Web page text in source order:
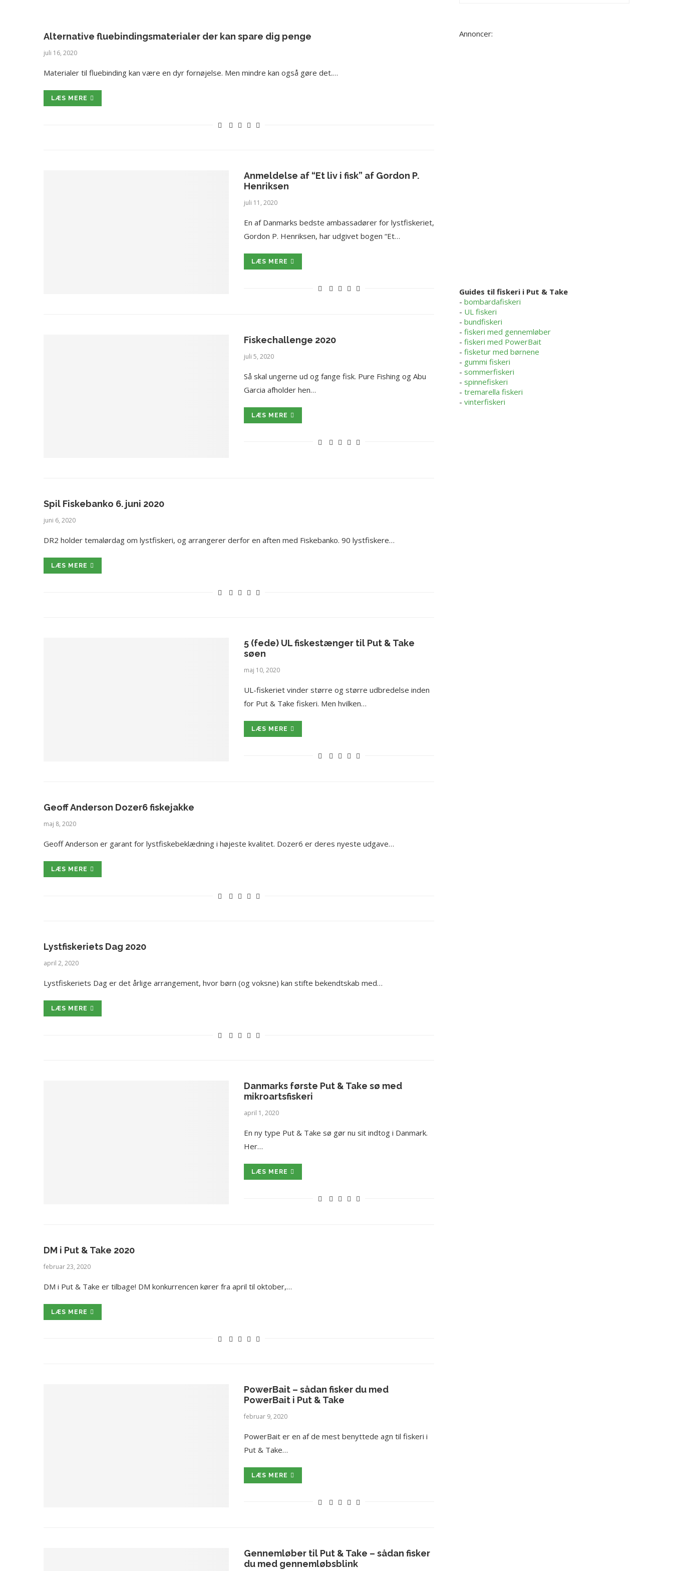
Alternative fluebindingsmaterialer der kan spare dig penge
juli 16, 2020
Materialer til fluebinding kan være en dyr fornøjelse. Men mindre kan også gøre det.…
LÆS MERE
Anmeldelse af “Et liv i fisk” af Gordon P.
Henriksen
juli 11, 2020
En af Danmarks bedste ambassadører for lystfiskeriet,
Gordon P. Henriksen, har udgivet bogen “Et…
LÆS MERE
Fiskechallenge 2020
juli 5, 2020
Så skal ungerne ud og fange fisk. Pure Fishing og Abu
Garcia afholder hen…
LÆS MERE
Spil Fiskebanko 6. juni 2020
juni 6, 2020
DR2 holder temalørdag om lystfiskeri, og arrangerer derfor en aften med Fiskebanko. 90 lystfiskere…
LÆS MERE
5 (fede) UL fiskestænger til Put & Take
søen
maj 10, 2020
UL-fiskeriet vinder større og større udbredelse inden
for Put & Take fiskeri. Men hvilken…
LÆS MERE
Geoff Anderson Dozer6 fiskejakke
maj 8, 2020
Geoff Anderson er garant for lystfiskebeklædning i højeste kvalitet. Dozer6 er deres nyeste udgave…
LÆS MERE
Lystfiskeriets Dag 2020
april 2, 2020
Lystfiskeriets Dag er det årlige arrangement, hvor børn (og voksne) kan stifte bekendtskab med…
LÆS MERE
Danmarks første Put & Take sø med
mikroartsfiskeri
april 1, 2020
En ny type Put & Take sø gør nu sit indtog i Danmark.
Her…
LÆS MERE
DM i Put & Take 2020
februar 23, 2020
DM i Put & Take er tilbage! DM konkurrencen kører fra april til oktober,…
LÆS MERE
PowerBait – sådan fisker du med
PowerBait i Put & Take
februar 9, 2020
PowerBait er en af de mest benyttede agn til fiskeri i
Put & Take…
LÆS MERE
Gennemløber til Put & Take – sådan fisker
du med gennemløbsblink
Annoncer:
Guides til fiskeri i Put & Take
- bombardafiskeri
- UL fiskeri
- bundfiskeri
- fiskeri med gennemløber
- fiskeri med PowerBait
- fisketur med børnene
- gummi fiskeri
- sommerfiskeri
- spinnefiskeri
- tremarella fiskeri
- vinterfiskeri